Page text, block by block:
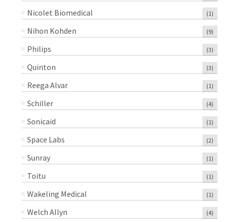
Nicolet Biomedical (1)
Nihon Kohden (9)
Philips (3)
Quinton (3)
Reega Alvar (1)
Schiller (4)
Sonicaid (1)
Space Labs (2)
Sunray (1)
Toitu (1)
Wakeling Medical (1)
Welch Allyn (4)